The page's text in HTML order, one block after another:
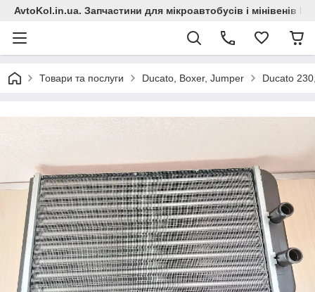
AvtoKol.in.ua. Запчастини для мікроавтобусів і мінівенів
Товари та послуги Ducato, Boxer, Jumper Ducato